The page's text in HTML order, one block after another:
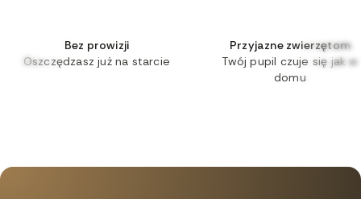
Bez prowizji
Oszczędzasz już na starcie
Przyjazne zwierzętom
Twój pupil czuje się jak w
domu